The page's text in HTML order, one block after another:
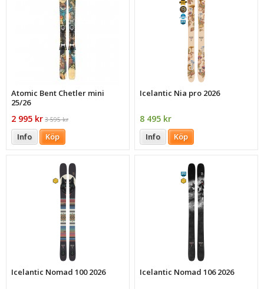
Atomic Bent Chetler mini
25/26
2 995 kr 3 595 kr
Info Köp
Icelantic Nia pro 2026
8 495 kr
Info Köp
Icelantic Nomad 100 2026 Icelantic Nomad 106 2026